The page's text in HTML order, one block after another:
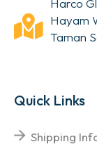
Hayam
Taman
Quick Links
Shipping